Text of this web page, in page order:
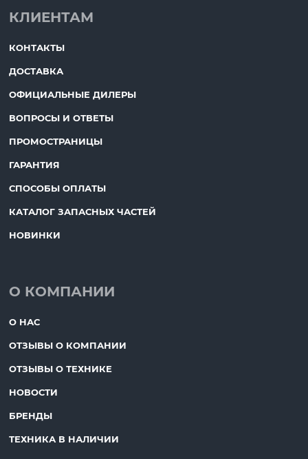
КЛИЕНТАМ
КОНТАКТЫ
ДОСТАВКА
ОФИЦИАЛЬНЫЕ ДИЛЕРЫ
ВОПРОСЫ И ОТВЕТЫ
ПРОМОСТРАНИЦЫ
ГАРАНТИЯ
СПОСОБЫ ОПЛАТЫ
КАТАЛОГ ЗАПАСНЫХ ЧАСТЕЙ
НОВИНКИ
О КОМПАНИИ
О НАС
ОТЗЫВЫ О КОМПАНИИ
ОТЗЫВЫ О ТЕХНИКЕ
НОВОСТИ
БРЕНДЫ
ТЕХНИКА В НАЛИЧИИ